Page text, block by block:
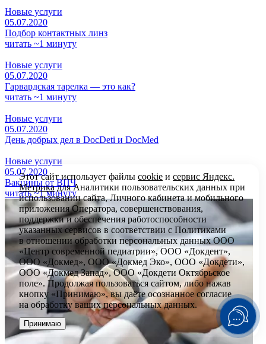
Новые услуги
05.07.2020
Подбор контактных линз
читать ~1 минуту
Новые услуги
05.07.2020
Гарвардская тарелка — это как?
читать ~1 минуту
Новые услуги
05.07.2020
День добрых дел в DocDeti и DocMed
Новые услуги
05.07.2020
Вакцины от ВПЧ
читать ~1 минуту
Этот сайт использует файлы cookie и сервис Яндекс.
Метрикадля Аналитики пользовательских данных при
использовании сайта, Личного кабинета и мобильного
приложения Оператора, совершенствования,
поддержки и обеспечения работоспособности
указанных сервисов в соответствии с Политиками
в отношении обработки персональныхданных ООО
«Центр современной педиатрии», ООО «Докдент»,
ООО «Докмед», ООО «Докмед Эко», ООО «Докдети»,
ООО «Докмед Запад», ООО «Докдети Октябрьское
поле». Продолжая пользоваться сайтом, либо нажав
кнопку «Принимаю», вы даёте осознанное согласие
на обработку ваших персональных данных.
Принимаю